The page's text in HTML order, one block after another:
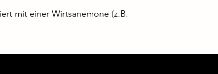
mit einer Wirtsanemone (z.B.